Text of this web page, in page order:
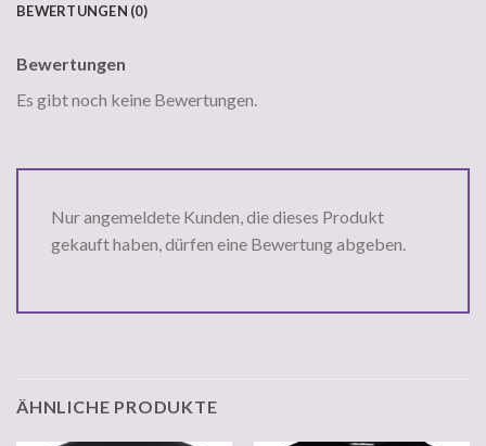
BEWERTUNGEN (0)
Bewertungen
Es gibt noch keine Bewertungen.
Nur angemeldete Kunden, die dieses Produkt
gekauft haben, dürfen eine Bewertung abgeben.
ÄHNLICHE PRODUKTE